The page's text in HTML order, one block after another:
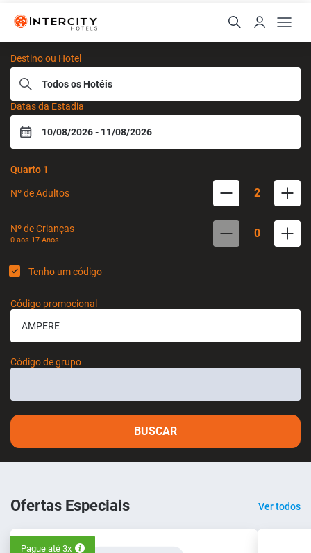
Intercity Hotels
Destino ou Hotel
Datas da Estadia
Quarto 1
Nº de Adultos 2
Nº de Crianças
0 aos 17 Anos 0
Tenho um código
Código promocional
Código de grupo
BUSCAR
Ofertas Especiais Ver todos
Pague até 3x